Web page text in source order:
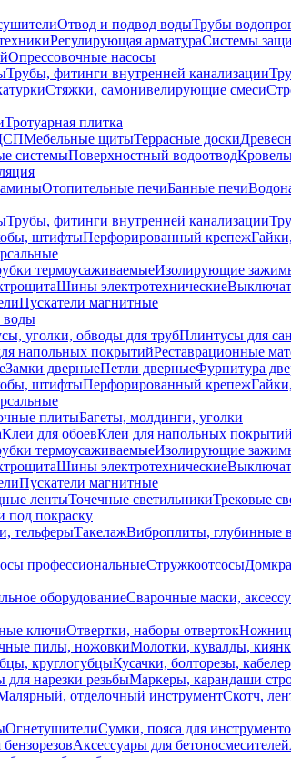
Отвод и подвод водыТрубы
Регулирующая арматураСистемы
Опрессовочные насосы
Трубы, фитинги внутренней канализации
Стяжки, самонивелирующие смеси
Тротуарная плитка
Мебельные щитыТеррасные доски
системыПоверхностный водоотвод
Отопительные печиБанные печи
Трубы, фитинги внутренней канализации
штифтыПерфорированный крепеж
термоусаживаемыеИзолирующие
Шины электротехнические
Пускатели магнитные
воды
уголки, обводы для трубПлинтусы для
напольных покрытийРеставрационные
Замки дверныеПетли дверныеФурнитура
штифтыПерфорированный крепеж
плитыБагеты, молдинги, уголки
Клеи для обоевКлеи для напольных покрытий
термоусаживаемыеИзолирующие
Шины электротехнические
Пускатели магнитные
лентыТочечные светильникиТрековые
под покраску
тельферыТакелажВиброплиты, глубинные
профессиональныеСтружкоотсосы
оборудованиеСварочные маски,
ключиОтвертки, наборы отверток
пилы, ножовкиМолотки, кувалды,
круглогубцыКусачки, болторезы,
нарезки резьбыМаркеры, карандаши
отделочный инструментСкотч,
ОгнетушителиСумки, пояса для
Аксессуары для бетоносмесителей